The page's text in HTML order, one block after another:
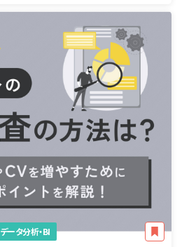
データ分析・BI